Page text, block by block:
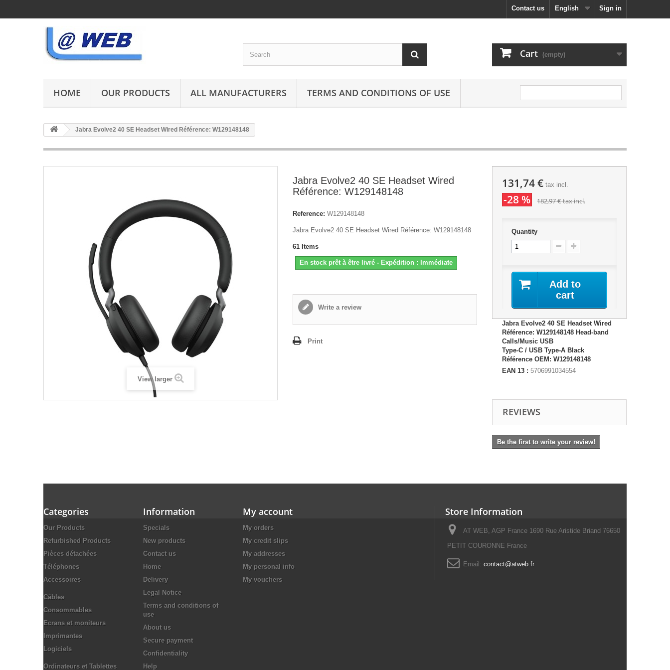
Sign in
English
Contact us
Cart (empty)
HOME OUR PRODUCTS ALL MANUFACTURERS TERMS AND CONDITIONS OF USE
Jabra Evolve2 40 SE Headset Wired Référence: W129148148
View larger
Jabra Evolve2 40 SE Headset Wired
Référence: W129148148
Reference: W129148148
Jabra Evolve2 40 SE Headset Wired Référence: W129148148
61 Items
En stock prêt à être livré - Expédition : Immédiate
Write a review
Print
131,74 €tax incl.
-28 % 182,97 €tax incl.
Quantity
Add to
cart
Jabra Evolve2 40 SE Headset Wired
Référence: W129148148 Head-band
Calls/Music USB
Type-C / USB Type-A Black
Référence OEM: W129148148
EAN 13 : 5706991034554
REVIEWS
Be the first to write your review!
Categories
Our Products
Refurbished Products
Pièces détachées
Téléphones
Accessoires
Câbles
Consommables
Ecrans et moniteurs
Imprimantes
Logiciels
Ordinateurs et Tablettes
Information
Specials
New products
Contact us
Home
Delivery
Legal Notice
Terms and conditions of
use
About us
Secure payment
Confidentiality
Help
My account
My orders
My credit slips
My addresses
My personal info
My vouchers
Store Information
AT WEB, AGP France 1690 Rue Aristide Briand 76650
PETIT COURONNE France
Email: contact@atweb.fr